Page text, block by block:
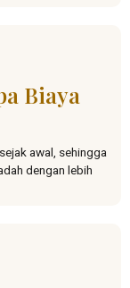
Biaya
awal, sehingga
dengan lebih